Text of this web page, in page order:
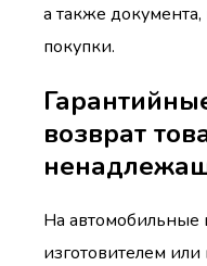
а также
покупки.
возврат
На
изготовителем